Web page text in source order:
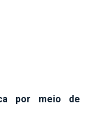
por meio de